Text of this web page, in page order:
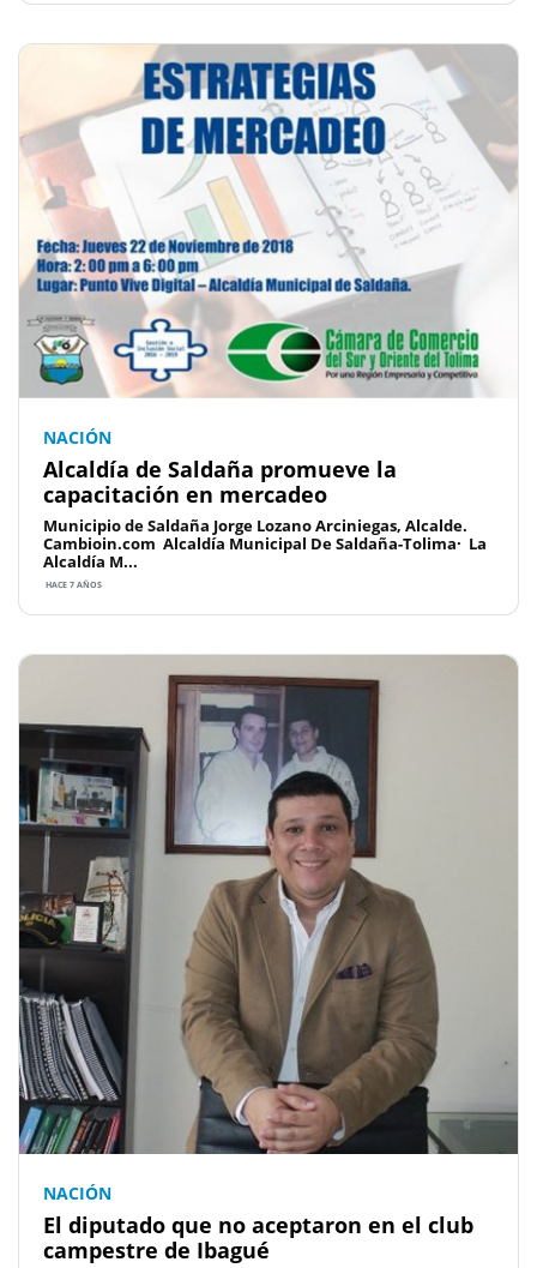
NACIÓN
Alcaldía de Saldaña promueve la
capacitación en mercadeo
Municipio de Saldaña Jorge Lozano Arciniegas, Alcalde.
Cambioin.com Alcaldía Municipal De Saldaña-Tolima· La
Alcaldía M...
HACE 7 AÑOS
NACIÓN
El diputado que no aceptaron en el club
campestre de Ibagué